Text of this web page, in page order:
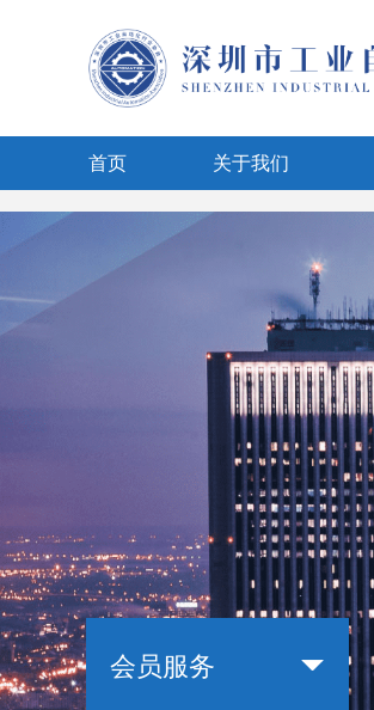
首页 关于我们
会员服务